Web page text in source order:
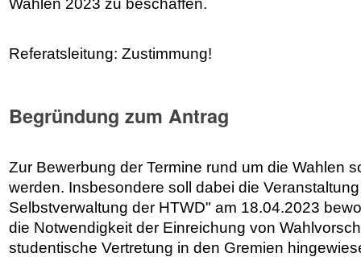
Referatsleitung: Zustimmung!
Begründung zum Antrag
Zur Bewerbung der Termine rund um die Wahlen
werden. Insbesondere soll dabei die
Selbstverwaltung der HTWD" am 18.04.2023
die Notwendigkeit der Einreichung von
studentische Vertretung in den Gremien